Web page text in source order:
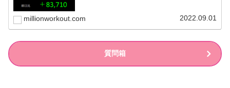
millionworkout.com 2022.09.01
質問箱